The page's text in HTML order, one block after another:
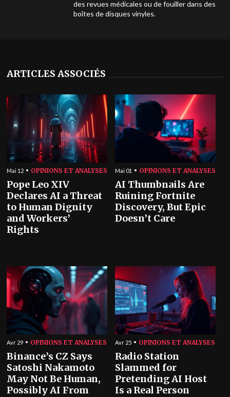
des revues médicales ou de fouiller dans des
boîtes de disques vinyles.
ARTICLES ASSOCIÉS
Mai 12 OPINIONS ET ANALYSES
Pope Leo XIV
Declares AI a Threat
to Human Dignity
and Workers’
Rights
Mai 01 OPINIONS ET ANALYSES
AI Thumbnails Are
Ruining Fortnite
Discovery, But Epic
Doesn’t Care
Avr 29 OPINIONS ET ANALYSES
Binance’s CZ Says
Satoshi Nakamoto
May Not Be Human,
Possibly AI From
Avr 25 OPINIONS ET ANALYSES
Radio Station
Slammed for
Pretending AI Host
Is a Real Person